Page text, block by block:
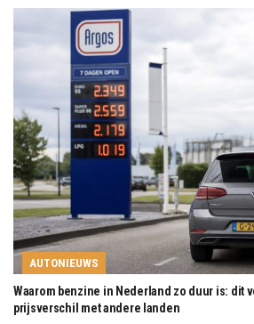
AUTONIEUWS
Waarom benzine in Nederland zo duur is: dit
prijsverschil met andere landen